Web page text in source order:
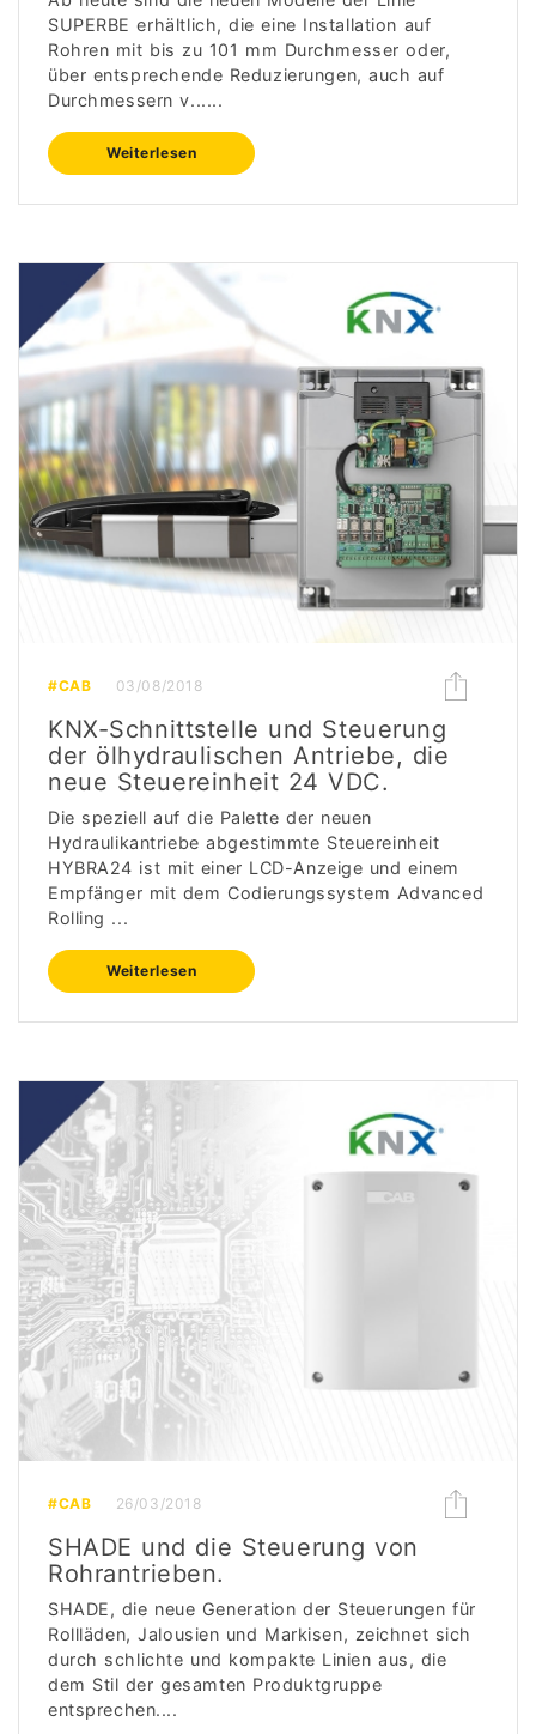
SUPERBE erhältlich, die eine Installation auf
Rohren mit bis zu 101 mm Durchmesser oder,
über entsprechende Reduzierungen, auch auf
Durchmessern v......
Weiterlesen
#CAB 03/08/2018
KNX-Schnittstelle und Steuerung
der ölhydraulischen Antriebe, die
neue Steuereinheit 24 VDC.
Die speziell auf die Palette der neuen
Hydraulikantriebe abgestimmte Steuereinheit
HYBRA24 ist mit einer LCD-Anzeige und einem
Empfänger mit dem Codierungssystem Advanced
Rolling ...
Weiterlesen
#CAB 26/03/2018
SHADE und die Steuerung von
Rohrantrieben.
SHADE, die neue Generation der Steuerungen für
Rollläden, Jalousien und Markisen, zeichnet sich
durch schlichte und kompakte Linien aus, die
dem Stil der gesamten Produktgruppe
entsprechen....